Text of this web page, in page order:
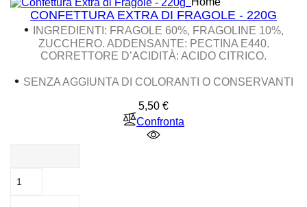
CONFETTURA EXTRA DI FRAGOLE - 220G
•
INGREDIENTI: FRAGOLE 60%, FRAGOLINE 10%,
ZUCCHERO. ADDENSANTE: PECTINA E440.
CORRETTORE D’ACIDITÀ: ACIDO CITRICO.
• SENZA AGGIUNTA DI COLORANTI O CONSERVANTI
5,50 €Prezzo
Confronta